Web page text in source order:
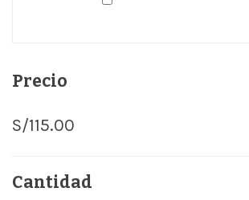
Precio
S/115.00
Cantidad